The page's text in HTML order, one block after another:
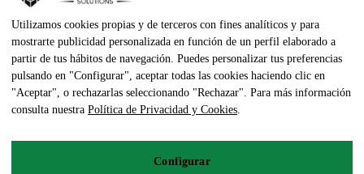
Aviso Legal
Condiciones De Compra
Contacto
Neumáticos Agrícola
Dirección
Utilizamos cookies propias y de terceros con fines analíticos y para
mostrarte publicidad personalizada en función de un perfil elaborado a
partir de tus hábitos de navegación. Puedes personalizar tus preferencias
pulsando en "Configurar", aceptar todas las cookies haciendo clic en
"Aceptar", o rechazarlas seleccionando "Rechazar". Para más información
consulta nuestra Política de Privacidad y Cookies.
Configurar